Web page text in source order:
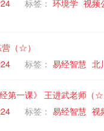
标签： 环境学 视频
（☆）
标签： 易经智慧 北
第一课》 王进武老师（☆
标签： 易经智慧 视